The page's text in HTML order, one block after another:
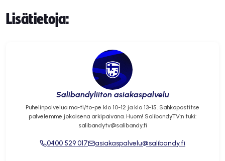
Lisätietoja:
Salibandyliiton asiakaspalvelu
Puhelinpalvelua ma-ti/to-pe klo 10-12 ja klo 13-15. Sähköpostitse
palvelemme jokaisena arkipäivänä. Huom! SalibandyTV:n tuki:
salibandytv@salibandy.fi
0400 529 017 asiakaspalvelu@salibandy.fi